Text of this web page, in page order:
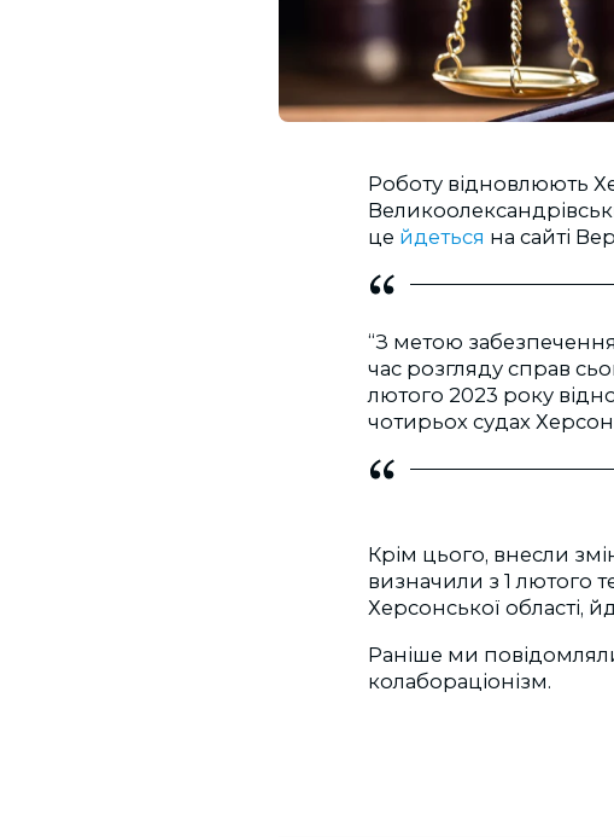
Роботу відновлюють
це йдеться на сайті
“З метою
час розгляду справ
лютого 2023 року
чотирьох судах
Крім цього, внесли
визначили з 1 лютого
Херсонської області,
Раніше ми
колабораціонізм.